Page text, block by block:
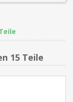
15 Teile